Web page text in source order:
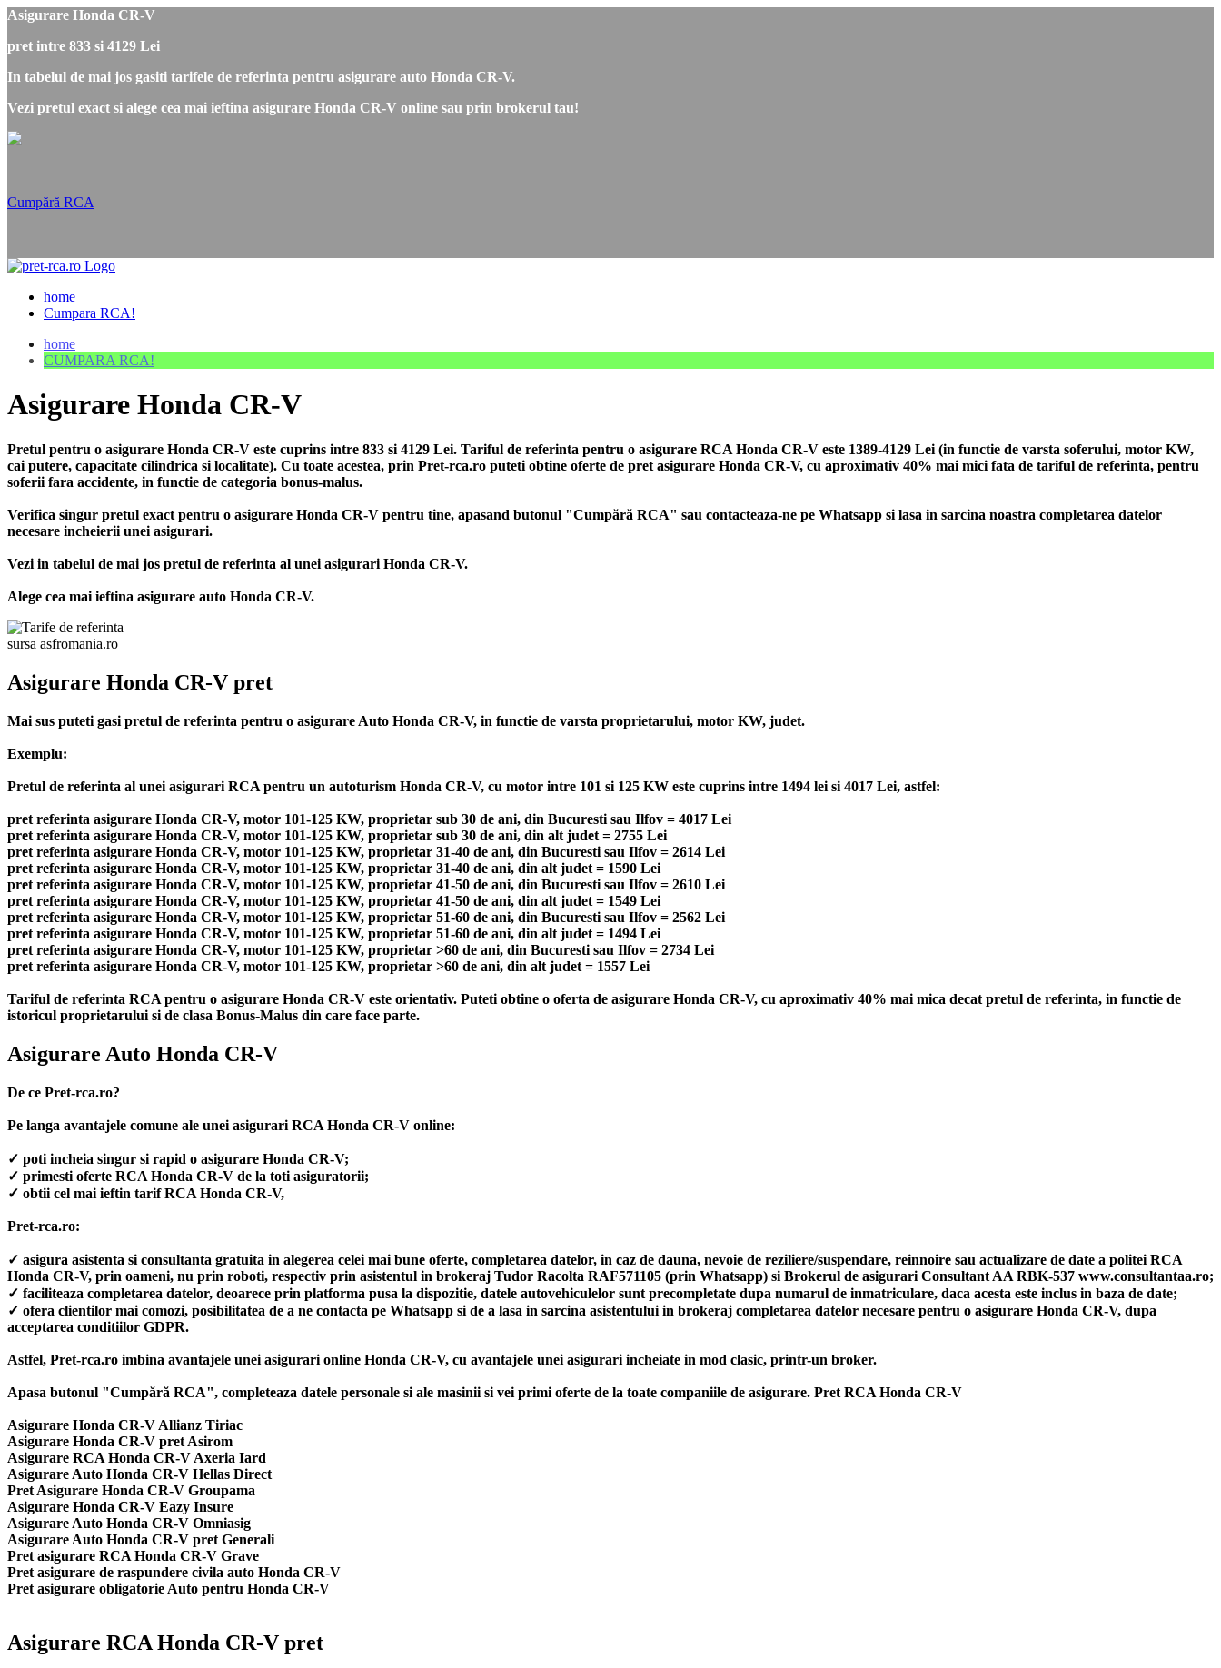
Asigurare Honda CR-V
pret intre 833 si 4129 Lei
In tabelul de mai jos gasiti tarifele de referinta pentru asigurare auto Honda CR-V.
Vezi pretul exact si alege cea mai ieftina asigurare Honda CR-V online sau prin brokerul tau!
Cumpără RCA
home
Cumpara RCA!
home
CUMPARA RCA!
Asigurare Honda CR-V
Pretul pentru o asigurare Honda CR-V este cuprins intre 833 si 4129 Lei. Tariful de referinta pentru o asigurare RCA Honda CR-V este 1389-4129 Lei (in functie de varsta soferului, motor KW,
cai putere, capacitate cilindrica si localitate). Cu toate acestea, prin Pret-rca.ro puteti obtine oferte de pret asigurare Honda CR-V, cu aproximativ 40% mai mici fata de tariful de referinta, pentru
soferii fara accidente, in functie de categoria bonus-malus.
Verifica singur pretul exact pentru o asigurare Honda CR-V pentru tine, apasand butonul "Cumpără RCA" sau contacteaza-ne pe Whatsapp si lasa in sarcina noastra completarea datelor
necesare incheierii unei asigurari.
Vezi in tabelul de mai jos pretul de referinta al unei asigurari Honda CR-V.
Alege cea mai ieftina asigurare auto Honda CR-V.
sursa asfromania.ro
Asigurare Honda CR-V pret
Mai sus puteti gasi pretul de referinta pentru o asigurare Auto Honda CR-V, in functie de varsta proprietarului, motor KW, judet.
Exemplu:
Pretul de referinta al unei asigurari RCA pentru un autoturism Honda CR-V, cu motor intre 101 si 125 KW este cuprins intre 1494 lei si 4017 Lei, astfel:
pret referinta asigurare Honda CR-V, motor 101-125 KW, proprietar sub 30 de ani, din Bucuresti sau Ilfov = 4017 Lei
pret referinta asigurare Honda CR-V, motor 101-125 KW, proprietar sub 30 de ani, din alt judet = 2755 Lei
pret referinta asigurare Honda CR-V, motor 101-125 KW, proprietar 31-40 de ani, din Bucuresti sau Ilfov = 2614 Lei
pret referinta asigurare Honda CR-V, motor 101-125 KW, proprietar 31-40 de ani, din alt judet = 1590 Lei
pret referinta asigurare Honda CR-V, motor 101-125 KW, proprietar 41-50 de ani, din Bucuresti sau Ilfov = 2610 Lei
pret referinta asigurare Honda CR-V, motor 101-125 KW, proprietar 41-50 de ani, din alt judet = 1549 Lei
pret referinta asigurare Honda CR-V, motor 101-125 KW, proprietar 51-60 de ani, din Bucuresti sau Ilfov = 2562 Lei
pret referinta asigurare Honda CR-V, motor 101-125 KW, proprietar 51-60 de ani, din alt judet = 1494 Lei
pret referinta asigurare Honda CR-V, motor 101-125 KW, proprietar >60 de ani, din Bucuresti sau Ilfov = 2734 Lei
pret referinta asigurare Honda CR-V, motor 101-125 KW, proprietar >60 de ani, din alt judet = 1557 Lei
Tariful de referinta RCA pentru o asigurare Honda CR-V este orientativ. Puteti obtine o oferta de asigurare Honda CR-V, cu aproximativ 40% mai mica decat pretul de referinta, in functie de
istoricul proprietarului si de clasa Bonus-Malus din care face parte.
Asigurare Auto Honda CR-V
De ce Pret-rca.ro?
Pe langa avantajele comune ale unei asigurari RCA Honda CR-V online:
✓ poti incheia singur si rapid o asigurare Honda CR-V;
✓ primesti oferte RCA Honda CR-V de la toti asiguratorii;
✓ obtii cel mai ieftin tarif RCA Honda CR-V,
Pret-rca.ro:
✓ asigura asistenta si consultanta gratuita in alegerea celei mai bune oferte, completarea datelor, in caz de dauna, nevoie de reziliere/suspendare, reinnoire sau actualizare de date a politei RCA
Honda CR-V, prin oameni, nu prin roboti, respectiv prin asistentul in brokeraj Tudor Racolta RAF571105 (prin Whatsapp) si Brokerul de asigurari Consultant AA RBK-537 www.consultantaa.ro;
✓ faciliteaza completarea datelor, deoarece prin platforma pusa la dispozitie, datele autovehiculelor sunt precompletate dupa numarul de inmatriculare, daca acesta este inclus in baza de date;
✓ ofera clientilor mai comozi, posibilitatea de a ne contacta pe Whatsapp si de a lasa in sarcina asistentului in brokeraj completarea datelor necesare pentru o asigurare Honda CR-V, dupa
acceptarea conditiilor GDPR.
Astfel, Pret-rca.ro imbina avantajele unei asigurari online Honda CR-V, cu avantajele unei asigurari incheiate in mod clasic, printr-un broker.
Apasa butonul "Cumpără RCA", completeaza datele personale si ale masinii si vei primi oferte de la toate companiile de asigurare. Pret RCA Honda CR-V
Asigurare Honda CR-V Allianz Tiriac
Asigurare Honda CR-V pret Asirom
Asigurare RCA Honda CR-V Axeria Iard
Asigurare Auto Honda CR-V Hellas Direct
Pret Asigurare Honda CR-V Groupama
Asigurare Honda CR-V Eazy Insure
Asigurare Auto Honda CR-V Omniasig
Asigurare Auto Honda CR-V pret Generali
Pret asigurare RCA Honda CR-V Grave
Pret asigurare de raspundere civila auto Honda CR-V
Pret asigurare obligatorie Auto pentru Honda CR-V
Asigurare RCA Honda CR-V pret